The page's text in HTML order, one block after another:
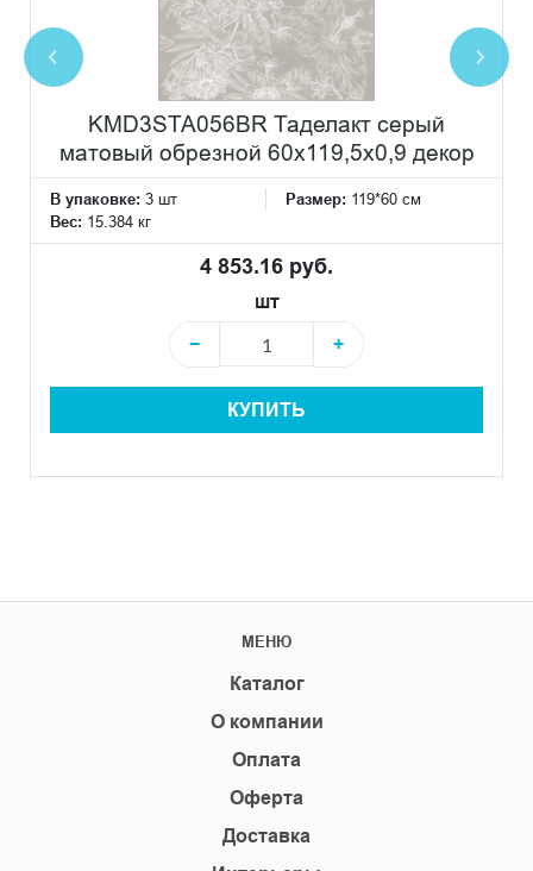
KMD3STA056BR Таделакт серый
матовый обрезной 60x119,5x0,9 декор
В упаковке: 3 шт Размер: 119*60 см
Вес: 15.384 кг
4 853.16 руб.
шт
−
+
КУПИТЬ
МЕНЮ
Каталог
О компании
Оплата
Оферта
Доставка